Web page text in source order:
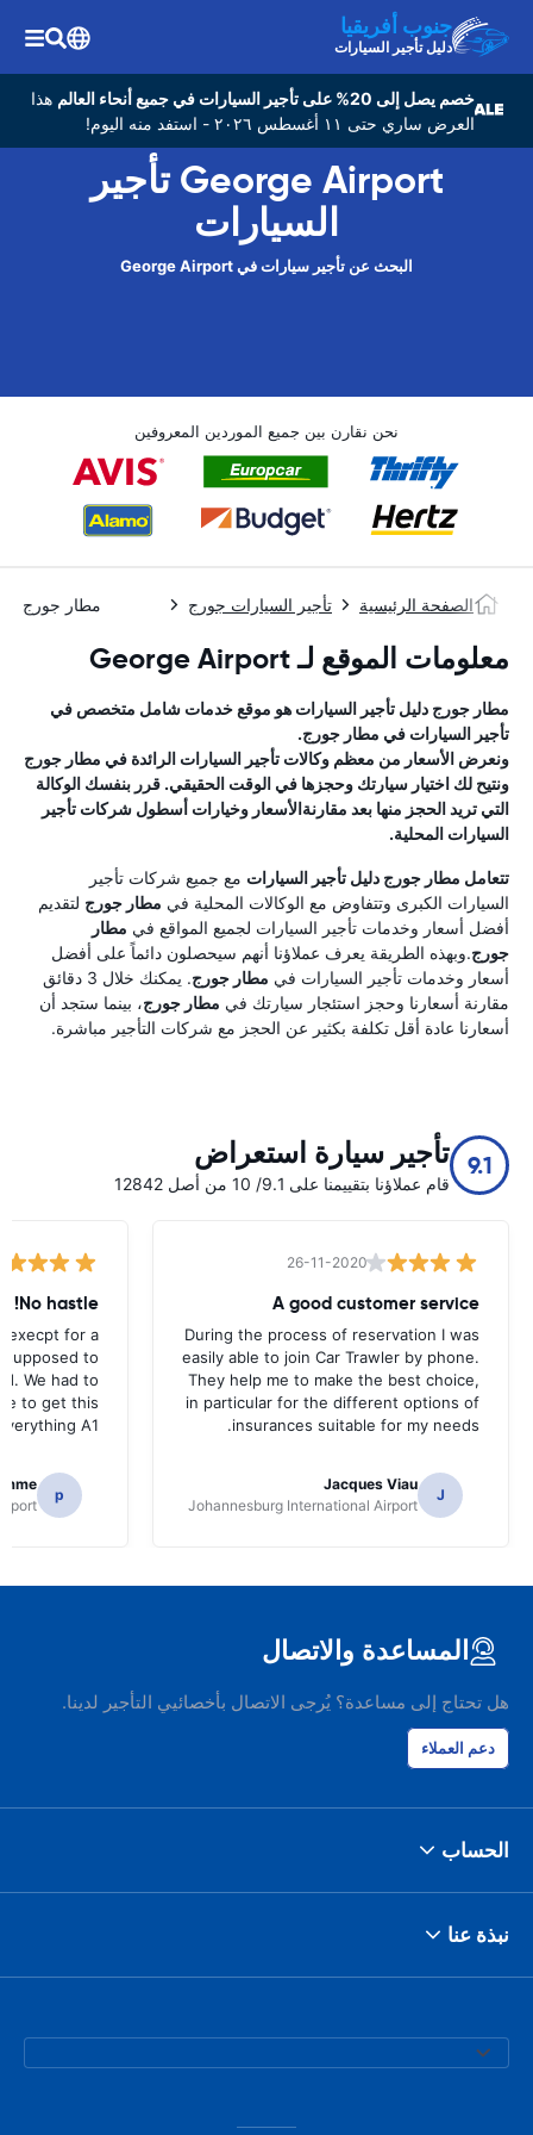
جنوب أفريقيا
دليل تأجير السيارات
خصم يصل إلى 20% على تأجير السيارات في جميع أنحاء العالم
هذا
العرض ساري حتى ١١ أغسطس ٢٠٢٦ - استفد منه اليوم!
George Airport تأجير
السيارات
البحث عن تأجير سيارات في George Airport
نحن نقارن بين جميع الموردين المعروفين
الصفحة الرئيسية تأجير السيارات جورج مطار جورج
معلومات الموقع لـ George Airport
مطار جورج دليل تأجير السيارات هو موقع خدمات شامل متخصص في
تأجير السيارات في مطار جورج.
ونعرض الأسعار من معظم وكالات تأجير السيارات الرائدة في مطار جورج
ونتيح لك اختيار سيارتك وحجزها في الوقت الحقيقي. قرر بنفسك الوكالة
التي تريد الحجز منها بعد مقارنةالأسعار وخيارات أسطول شركات تأجير
السيارات المحلية.
تتعامل مطار جورج دليل تأجير السيارات مع جميع شركات تأجير
السيارات الكبرى وتتفاوض مع الوكالات المحلية في مطار جورج لتقديم
أفضل أسعار وخدمات تأجير السيارات لجميع المواقع في مطار
جورج.وبهذه الطريقة يعرف عملاؤنا أنهم سيحصلون دائماً على أفضل
أسعار وخدمات تأجير السيارات في مطار جورج
. يمكنك خلال 3 دقائق
مقارنة أسعارنا وحجز استئجار سيارتك في مطار جورج، بينما ستجد أن
أسعارنا عادة أقل تكلفة بكثير عن الحجز مع شركات التأجير مباشرة.
9.1 تأجير سيارة استعراض
قام عملاؤنا بتقييمنا على 9.1/ 10 من أصل 12842
26-11-2020
A good customer service
During the process of reservation I was
easily able to join Car Trawler by phone.
They help me to make the best choice,
in particular for the different options of
insurances suitable for my needs.
J
Jacques Viau
Johannesburg International Airport
No hastle!
execpt for a
to
We had to
to get this
A1
p
المساعدة والاتصال
هل تحتاج إلى مساعدة؟ يُرجى الاتصال بأخصائيي التأجير لدينا.
دعم العملاء
الحساب
نبذة عنا